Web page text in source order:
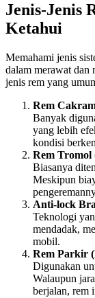
Jenis-Jenis
Ketahui
Memahami jenis
dalam merawat dan
jenis rem yang
Rem
Banyak
yang lebih
kondisi
Rem
Biasanya
Meskipun
Anti-lock
Teknologi
mendadak,
mobil.
Rem Parkir
Digunakan
Walaupun
berjalan, rem